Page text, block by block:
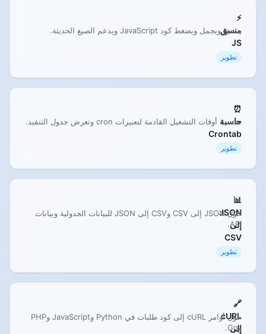
⚡
منسق
JS
ينسق ويجمل ويضغط كود JavaScript ويدعم الصيغ الحديثة.
تطوير
⏰
حاسبة
Crontab
تحسب أوقات التشغيل القادمة لتعبيرات cron وتعرض جدول التنفيذ.
تطوير
📊
JSON
إلى
CSV
حوّل JSON إلى CSV وCSV إلى JSON للبيانات الجدولية وبيانات
API.
تطوير
🔗
cURL
إلى
حوّل أوامر cURL إلى كود طلبات في Python وJavaScript وPHP
وGo.